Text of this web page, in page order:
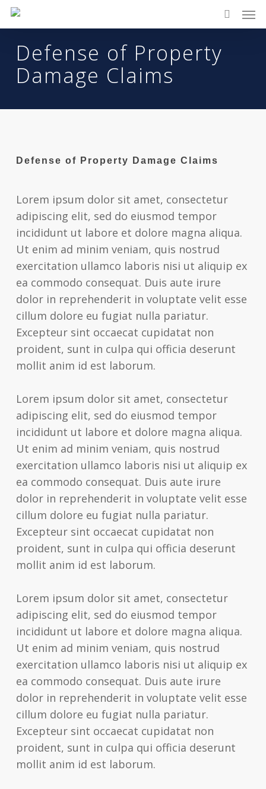
Skip
content
search
Defense of Property
Damage Claims
Defense of Property Damage Claims
Lorem ipsum dolor sit amet, consectetur
adipiscing elit, sed do eiusmod tempor
incididunt ut labore et dolore magna aliqua.
Ut enim ad minim veniam, quis nostrud
exercitation ullamco laboris nisi ut aliquip ex
ea commodo consequat. Duis aute irure
dolor in reprehenderit in voluptate velit esse
cillum dolore eu fugiat nulla pariatur.
Excepteur sint occaecat cupidatat non
proident, sunt in culpa qui officia deserunt
mollit anim id est laborum.
Lorem ipsum dolor sit amet, consectetur
adipiscing elit, sed do eiusmod tempor
incididunt ut labore et dolore magna aliqua.
Ut enim ad minim veniam, quis nostrud
exercitation ullamco laboris nisi ut aliquip ex
ea commodo consequat. Duis aute irure
dolor in reprehenderit in voluptate velit esse
cillum dolore eu fugiat nulla pariatur.
Excepteur sint occaecat cupidatat non
proident, sunt in culpa qui officia deserunt
mollit anim id est laborum.
Lorem ipsum dolor sit amet, consectetur
adipiscing elit, sed do eiusmod tempor
incididunt ut labore et dolore magna aliqua.
Ut enim ad minim veniam, quis nostrud
exercitation ullamco laboris nisi ut aliquip ex
ea commodo consequat. Duis aute irure
dolor in reprehenderit in voluptate velit esse
cillum dolore eu fugiat nulla pariatur.
Excepteur sint occaecat cupidatat non
proident, sunt in culpa qui officia deserunt
mollit anim id est laborum.
The
this
website
made
inclusion,
please
report
problems
that
you
encounter
using
contact
this
website.
This
site
uses
ADA
Compliance
Check
enhance
accessibility.